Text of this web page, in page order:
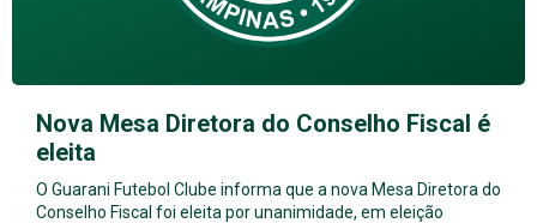
Nova Mesa Diretora do Conselho Fiscal é
eleita
O Guarani Futebol Clube informa que a nova Mesa Diretora do
Conselho Fiscal foi eleita por unanimidade, em eleição